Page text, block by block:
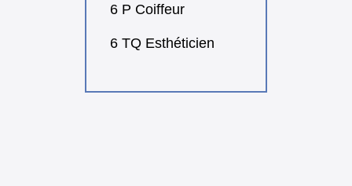
6 P Coiffeur
6 TQ Esthéticien